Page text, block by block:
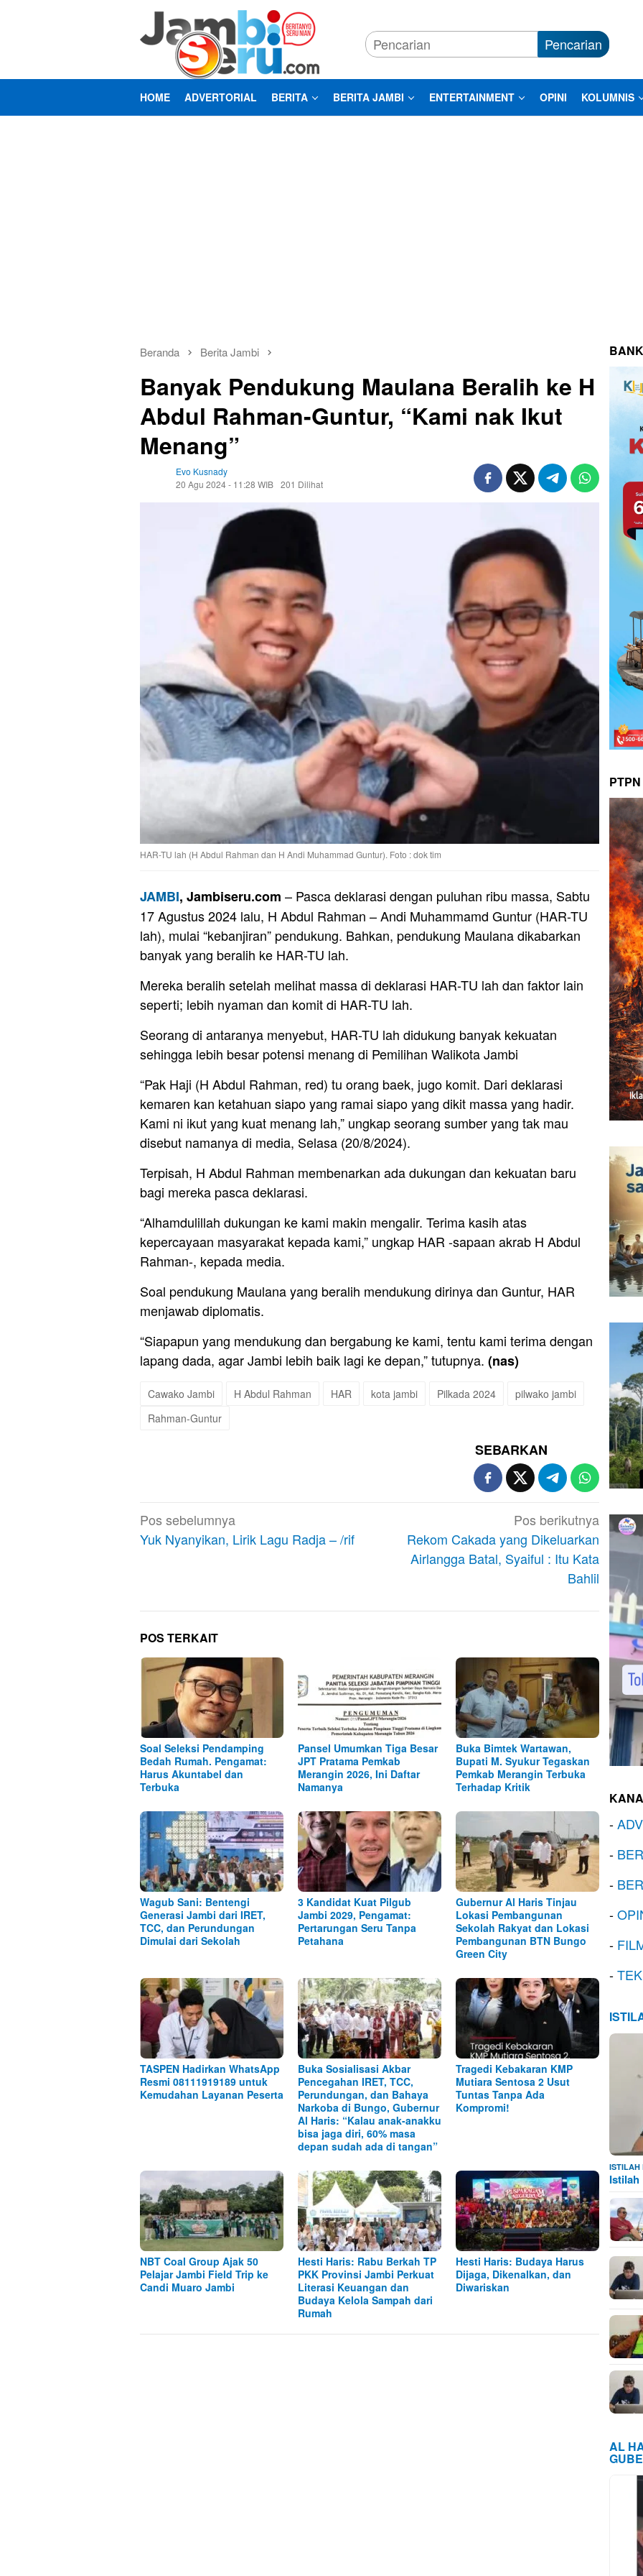
Pencarian
HOME ADVERTORIAL BERITA BERITA JAMBI ENTERTAINMENT OPINI KOLUMNIS
Beranda Berita Jambi
Banyak Pendukung Maulana Beralih ke H
Abdul Rahman-Guntur, “Kami nak Ikut
Menang”
Evo Kusnady
20 Agu 2024 - 11:28 WIB 201 Dilihat
HAR-TU lah (H Abdul Rahman dan H Andi Muhammad Guntur). Foto : dok tim
JAMBI, Jambiseru.com – Pasca deklarasi dengan puluhan ribu massa, Sabtu
17 Agustus 2024 lalu, H Abdul Rahman – Andi Muhammamd Guntur (HAR-TU
lah), mulai “kebanjiran” pendukung. Bahkan, pendukung Maulana dikabarkan
banyak yang beralih ke HAR-TU lah.
Mereka beralih setelah melihat massa di deklarasi HAR-TU lah dan faktor lain
seperti; lebih nyaman dan komit di HAR-TU lah.
Seorang di antaranya menyebut, HAR-TU lah didukung banyak kekuatan
sehingga lebih besar potensi menang di Pemilihan Walikota Jambi
“Pak Haji (H Abdul Rahman, red) tu orang baek, jugo komit. Dari deklarasi
kemaren kan ketahuan siapo yang ramai siapo yang dikit massa yang hadir.
Kami ni ikut yang kuat menang lah,” ungkap seorang sumber yang tak mau
disebut namanya di media, Selasa (20/8/2024).
Terpisah, H Abdul Rahman membenarkan ada dukungan dan kekuatan baru
bagi mereka pasca deklarasi.
“Alhamdulillah dukungan ke kami makin mengalir. Terima kasih atas
kepercayaan masyarakat kepada kami,” ungkap HAR -sapaan akrab H Abdul
Rahman-, kepada media.
Soal pendukung Maulana yang beralih mendukung dirinya dan Guntur, HAR
menjawab diplomatis.
“Siapapun yang mendukung dan bergabung ke kami, tentu kami terima dengan
lapang dada, agar Jambi lebih baik lagi ke depan,” tutupnya. (nas)
Cawako Jambi H Abdul Rahman HAR kota jambi Pilkada 2024
pilwako jambi
Rahman-Guntur
SEBARKAN
Navigasi
pos
Pos sebelumnya
Yuk Nyanyikan, Lirik Lagu Radja – /rif
Pos berikutnya
Rekom Cakada yang Dikeluarkan
Airlangga Batal, Syaiful : Itu Kata
Bahlil
POS TERKAIT
Soal Seleksi Pendamping
Bedah Rumah. Pengamat:
Harus Akuntabel dan
Terbuka
Pansel Umumkan Tiga Besar
JPT Pratama Pemkab
Merangin 2026, Ini Daftar
Namanya
Buka Bimtek Wartawan,
Bupati M. Syukur Tegaskan
Pemkab Merangin Terbuka
Terhadap Kritik
Wagub Sani: Bentengi
Generasi Jambi dari IRET,
TCC, dan Perundungan
Dimulai dari Sekolah
3 Kandidat Kuat Pilgub
Jambi 2029, Pengamat:
Pertarungan Seru Tanpa
Petahana
Gubernur Al Haris Tinjau
Lokasi Pembangunan
Sekolah Rakyat dan Lokasi
Pembangunan BTN Bungo
Green City
TASPEN Hadirkan WhatsApp
Resmi 08111919189 untuk
Kemudahan Layanan Peserta
Buka Sosialisasi Akbar
Pencegahan IRET, TCC,
Perundungan, dan Bahaya
Narkoba di Bungo, Gubernur
Al Haris: “Kalau anak-anakku
bisa jaga diri, 60% masa
depan sudah ada di tangan”
Tragedi Kebakaran KMP
Mutiara Sentosa 2 Usut
Tuntas Tanpa Ada
Kompromi!
NBT Coal Group Ajak 50
Pelajar Jambi Field Trip ke
Candi Muaro Jambi
Hesti Haris: Rabu Berkah TP
PKK Provinsi Jambi Perkuat
Literasi Keuangan dan
Budaya Kelola Sampah dari
Rumah
Hesti Haris: Budaya Harus
Dijaga, Dikenalkan, dan
Diwariskan
-
-
-
-
-
-
ISTILAH
Istilah
AL